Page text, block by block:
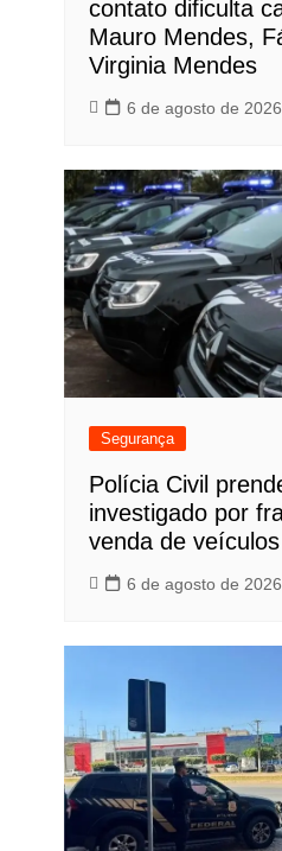
contato dificulta
Mauro Mendes,
Virginia Mendes
6 de agosto de 2026
Segurança
Polícia Civil
investigado por
venda de
6 de agosto de 2026